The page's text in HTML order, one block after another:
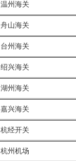
温州海关
舟山海关
台州海关
绍兴海关
湖州海关
嘉兴海关
杭经开关
杭州机场